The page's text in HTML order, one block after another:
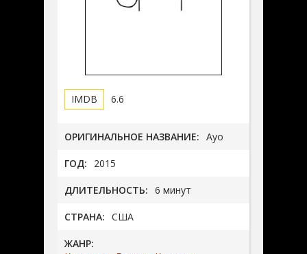
6.6
ОРИГИНАЛЬНОЕ НАЗВАНИЕ: Ayo
ГОД: 2015
ДЛИТЕЛЬНОСТЬ: 6 минут
СТРАНА: США
ЖАНР: